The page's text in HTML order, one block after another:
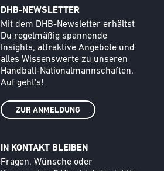
DHB-NEWSLETTER
Text
Mit dem DHB-Newsletter erhältst
Du regelmäßig spannende
Insights, attraktive Angebote und
alles Wissenswerte zu unseren
Handball-Nationalmannschaften.
Auf geht‘s!
ZUR ANMELDUNG
IN KONTAKT BLEIBEN
Text
Fragen, Wünsche oder